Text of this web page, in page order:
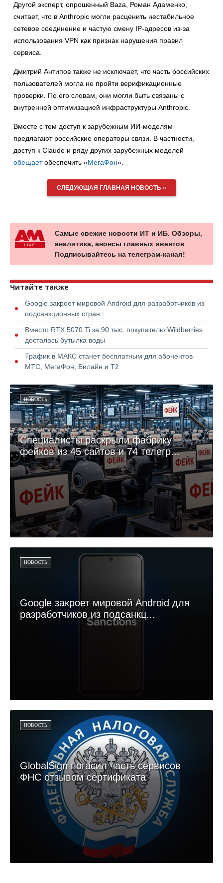
Другой эксперт, опрошенный Baza, Роман Адаменко,
считает, что в Anthropic могли расценить нестабильное
сетевое соединение и частую смену IP-адресов из-за
использования VPN как признак нарушения правил
сервиса.
Дмитрий Антипов также не исключает, что часть российских
пользователей могла не пройти верификационные
проверки. По его словам, они могли быть связаны с
внутренней оптимизацией инфраструктуры Anthropic.
Вместе с тем доступ к зарубежным ИИ-моделям
предлагают российские операторы связи. В частности,
доступ к Claude и ряду других зарубежных моделей
обещаетобеспечить «МегаФон».
СЛЕДУЮЩАЯ ГЛАВНАЯ НОВОСТЬ »
Самые свежие новости ИТ и ИБ. Обзоры,
аналитика, анонсы главных ивентов
Подписывайтесь на телеграм-канал!
Читайте также
Google закроет мировой Android для разработчиков из
подсанкционных стран
Вместо RTX 5070 Ti за 90 тыс. покупателю Wildberries
досталась бутылка воды
Трафик в МАКС станет бесплатным для абонентов
МТС, МегаФон, Билайн и Т2
НОВОСТЬ
Специалисты раскрыли фабрику
фейков из 45 сайтов и 74 телегр...
НОВОСТЬ
Google закроет мировой Android для
разработчиков из подсанкц...
НОВОСТЬ
GlobalSign погасил часть сервисов
ФНС отзывом сертификата